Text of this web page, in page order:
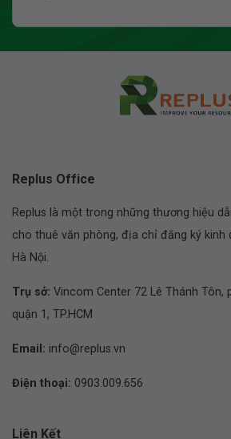
Replus Office
Replus là một trong những thương hiệu
cho thuê văn phòng, địa chỉ đăng ký kinh
Hà Nội.
Trụ sở: Vincom Center 72 Lê Thánh Tôn,
quận 1, TP.HCM
Email: info@replus.vn
Điện thoại: 0903.009.656
Liên Kết